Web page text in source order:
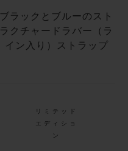
ブラックとブルーのスト
ラクチャードラバー（ラ
イン入り）ストラップ
リミテッド
エディショ
ン